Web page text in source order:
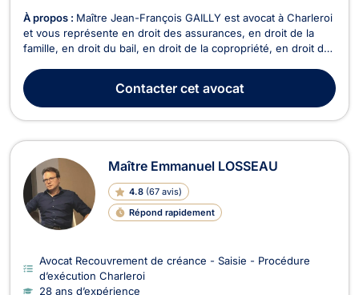
À propos : Maître Jean-François GAILLY est avocat à Charleroi
et vous représente en droit des assurances, en droit de la
famille, en droit du bail, en droit de la copropriété, en droit des
intervient en droit des assurances pour le règlement de vos
litiges en cas de sinistre,...
Contactercet avocat
Maître Emmanuel LOSSEAU
4.8 (67 avis)
Répond rapidement
Avocat Recouvrement de créance - Saisie - Procédure
d’exécution Charleroi
28 ans d’expérience